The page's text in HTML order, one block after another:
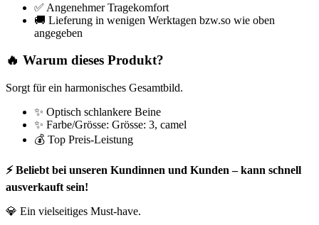
✅ Angenehmer Tragekomfort
🚚 Lieferung in wenigen Werktagen bzw.so wie oben
angegeben
🔥 Warum dieses Produkt?
Sorgt für ein harmonisches Gesamtbild.
✨ Optisch schlankere Beine
✨ Farbe/Grösse: Grösse: 3, camel
💰 Top Preis-Leistung
⚡ Beliebt bei unseren Kundinnen und Kunden – kann schnell
ausverkauft sein!
💎 Ein vielseitiges Must-have.